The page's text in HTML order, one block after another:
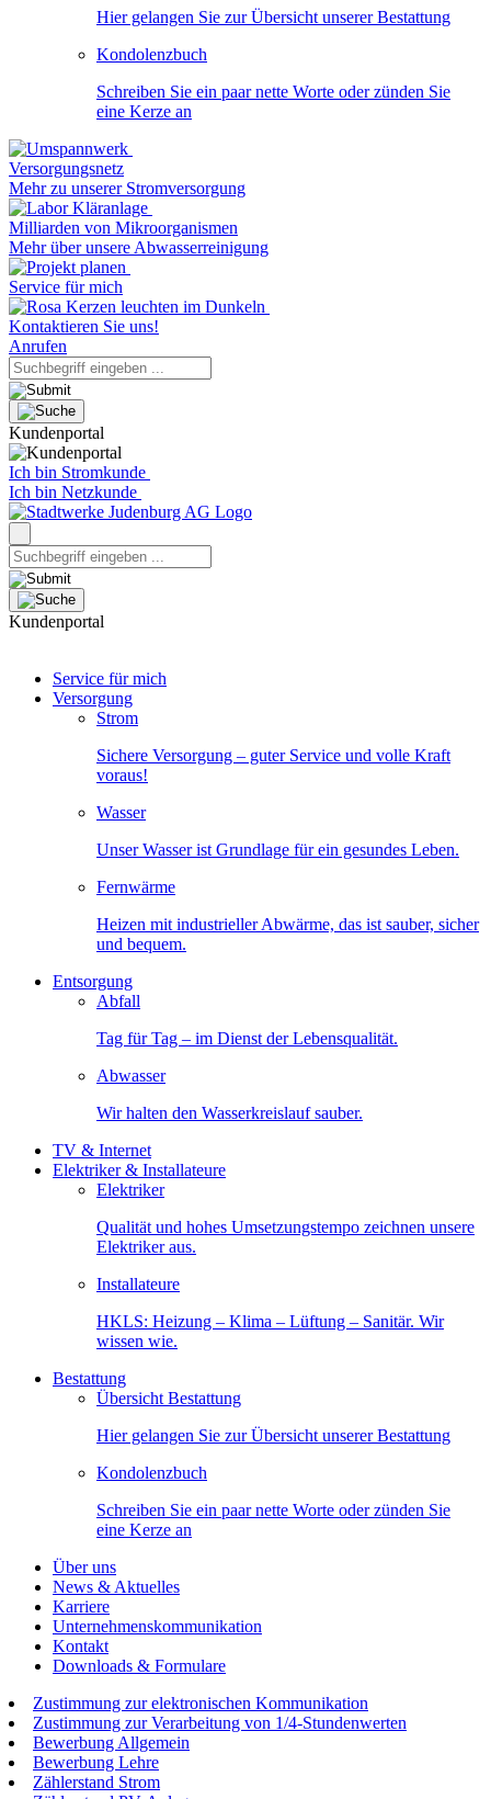
Hier gelangen Sie zur Übersicht unserer Bestattung
Kondolenzbuch
Schreiben Sie ein paar nette Worte oder zünden Sie
eine Kerze an
Versorgungsnetz
Mehr zu unserer Stromversorgung
Milliarden von Mikroorganismen
Mehr über unsere Abwasserreinigung
Service für mich
Kontaktieren Sie uns!
Anrufen
Kundenportal
Ich bin Stromkunde
Ich bin Netzkunde
Kundenportal
Service für mich
Versorgung
Strom
Sichere Versorgung – guter Service und volle Kraft
voraus!
Wasser
Unser Wasser ist Grundlage für ein gesundes Leben.
Fernwärme
Heizen mit industrieller Abwärme, das ist sauber, sicher
und bequem.
Entsorgung
Abfall
Tag für Tag – im Dienst der Lebensqualität.
Abwasser
Wir halten den Wasserkreislauf sauber.
TV & Internet
Elektriker & Installateure
Elektriker
Qualität und hohes Umsetzungstempo zeichnen unsere
Elektriker aus.
Installateure
HKLS: Heizung – Klima – Lüftung – Sanitär. Wir
wissen wie.
Bestattung
Übersicht Bestattung
Hier gelangen Sie zur Übersicht unserer Bestattung
Kondolenzbuch
Schreiben Sie ein paar nette Worte oder zünden Sie
eine Kerze an
Über uns
News & Aktuelles
Karriere
Unternehmenskommunikation
Kontakt
Downloads & Formulare
Zustimmung zur elektronischen Kommunikation
Zustimmung zur Verarbeitung von 1/4-Stundenwerten
Bewerbung Allgemein
Bewerbung Lehre
Zählerstand Strom